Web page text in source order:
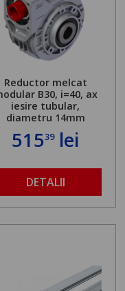
Reductor melcat
B30, i=40, ax
iesire tubular,
diametru 14mm
51539lei
DETALII